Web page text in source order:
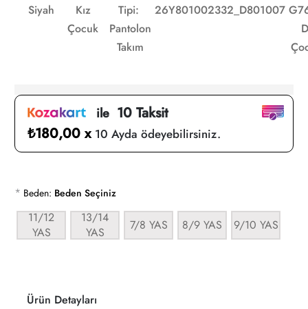
Siyah
Kız
Çocuk
Tipi:
Pantolon
Takım
26Y801002332_D801007
ile10 Taksit
₺180,00 x 10 Ayda ödeyebilirsiniz.
* Beden: Beden Seçiniz
11/12
YAS
13/14
YAS
7/8 YAS 8/9 YAS 9/10 YAS
Ürün Detayları